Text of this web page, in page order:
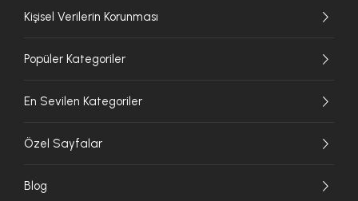
Kişisel Verilerin Korunması
Popüler Kategoriler
En Sevilen Kategoriler
Özel Sayfalar
Blog